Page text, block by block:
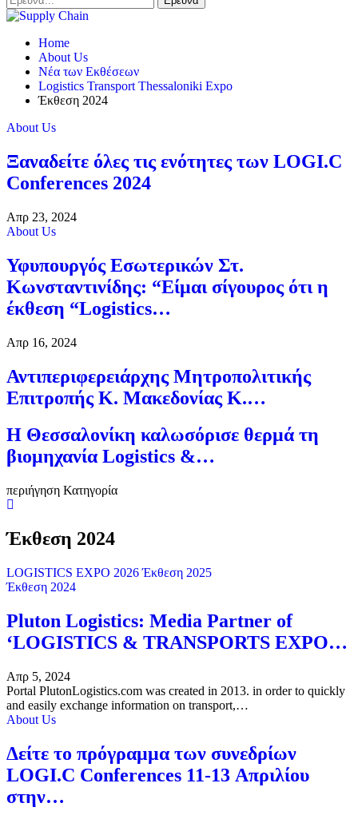
Home
About Us
Νέα των Εκθέσεων
Logistics Transport Thessaloniki Expo
Έκθεση 2024
About Us
Ξαναδείτε όλες τις ενότητες των LOGI.C
Conferences 2024
Απρ 23, 2024
About Us
Υφυπουργός Εσωτερικών Στ.
Κωνσταντινίδης: “Είμαι σίγουρος ότι η
έκθεση “Logistics…
Απρ 16, 2024
Αντιπεριφερειάρχης Μητροπολιτικής
Επιτροπής Κ. Μακεδονίας Κ.…
Η Θεσσαλονίκη καλωσόρισε θερμά τη
βιομηχανία Logistics &…
περιήγηση Κατηγορία
Έκθεση 2024
LOGISTICS EXPO 2026 Έκθεση 2025
Έκθεση 2024
Pluton Logistics: Media Partner of
‘LOGISTICS & TRANSPORTS EXPO…
Απρ 5, 2024
Portal PlutonLogistics.com was created in 2013. in order to quickly
and easily exchange information on transport,…
About Us
Δείτε το πρόγραμμα των συνεδρίων
LOGI.C Conferences 11-13 Απριλίου
στην…